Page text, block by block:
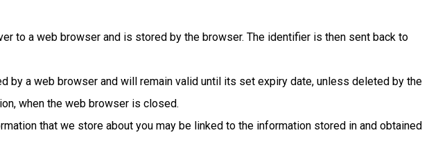
to a web browser and is stored by the browser. The identifier is then sent back to
a web browser and will remain valid until its set expiry date, unless deleted by the
when the web browser is closed.
that we store about you may be linked to the information stored in and obtained